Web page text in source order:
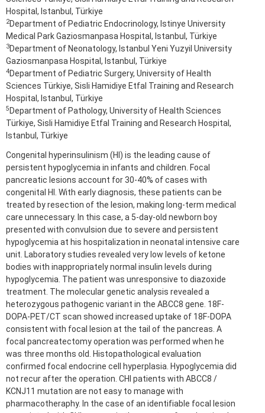
Hospital, Istanbul, Türkiye
2Department of Pediatric Endocrinology, Istinye University
Medical Park Gaziosmanpasa Hospital, Istanbul, Türkiye
3Department of Neonatology, Istanbul Yeni Yuzyil University
Gaziosmanpasa Hospital, Istanbul, Türkiye
4Department of Pediatric Surgery, University of Health
Sciences Türkiye, Sisli Hamidiye Etfal Training and Research
Hospital, Istanbul, Türkiye
5 Department of Pathology, University of Health Sciences
Türkiye, Sisli Hamidiye Etfal Training and Research Hospital,
Istanbul, Türkiye
Congenital hyperinsulinism (HI) is the leading cause of
persistent hypoglycemia in infants and children. Focal
pancreatic lesions account for 30-40% of cases with
congenital HI. With early diagnosis, these patients can be
treated by resection of the lesion, making long-term medical
care unnecessary. In this case, a 5-day-old newborn boy
presented with convulsion due to severe and persistent
hypoglycemia at his hospitalization in neonatal intensive care
unit. Laboratory studies revealed very low levels of ketone
bodies with inappropriately normal insulin levels during
hypoglycemia. The patient was unresponsive to diazoxide
treatment. The molecular genetic analysis revealed a
heterozygous pathogenic variant in the ABCC8 gene. 18F-
DOPA-PET/CT scan showed increased uptake of 18F-DOPA
consistent with focal lesion at the tail of the pancreas. A
focal pancreatectomy operation was performed when he
was three months old. Histopathological evaluation
confirmed focal endocrine cell hyperplasia. Hypoglycemia did
not recur after the operation. CHI patients with ABCC8 /
KCNJ11 mutation are not easy to manage with
pharmacotheraphy. In the case of an identifiable focal lesion